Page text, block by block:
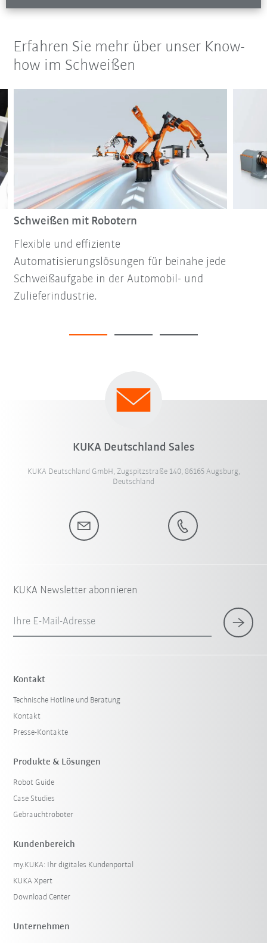
Erfahren Sie mehr über unser Know-
how im Schweißen
Schweißen mit Robotern
Flexible und effiziente
Automatisierungslösungen für beinahe jede
Schweißaufgabe in der Automobil- und
Zulieferindustrie.
KUKA Deutschland Sales
KUKA Deutschland GmbH, Zugspitzstraße 140, 86165 Augsburg,
Deutschland
KUKA Newsletter abonnieren
Ihre E-Mail-Adresse
Kontakt
Technische Hotline und Beratung
Kontakt
Presse-Kontakte
Produkte & Lösungen
Robot Guide
Case Studies
Gebrauchtroboter
Kundenbereich
my.KUKA: Ihr digitales Kundenportal
KUKA Xpert
Download Center
Unternehmen